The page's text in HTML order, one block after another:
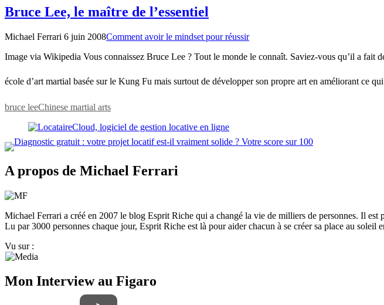
Bruce Lee, le maître de l’essentiel
Michael Ferrari 6 juin 2008Comment avoir le mindset pour réussir
Image via Wikipedia Vous connaissez Bruce Lee ? Tout le monde le connaît. Saviez-vous qu’il a
école d’art martial basée sur le Kung Fu mais surtout de développer son propre art en améliorant ce
bruce leeChinese martial arts
A propos de Michael Ferrari
Michael Ferrari a créé en 2007 le blog Esprit Riche qui a changé la vie de milliers de personnes. Il est
Lu par 3000 personnes chaque jour, Esprit Riche est là pour aider chacun à se créer sa place au soleil
Vu sur :
Mon Interview au Figaro